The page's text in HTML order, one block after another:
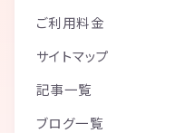
ご利用料金
サイトマップ
記事一覧
ブログ一覧